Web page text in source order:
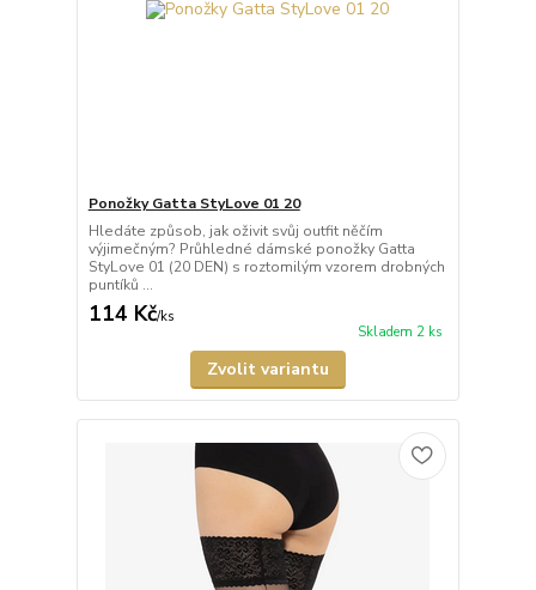
Ponožky Gatta StyLove 01 20
Hledáte způsob, jak oživit svůj outfit něčím
výjimečným? Průhledné dámské ponožky Gatta
StyLove 01 (20 DEN) s roztomilým vzorem drobných
puntíků ...
114 Kč/ks
Skladem 2 ks
Zvolit variantu